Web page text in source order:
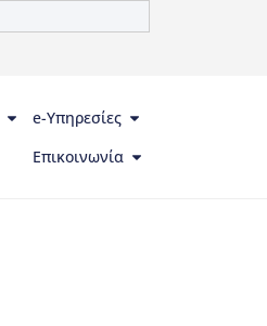
e-Υπηρεσίες
Επικοινωνία